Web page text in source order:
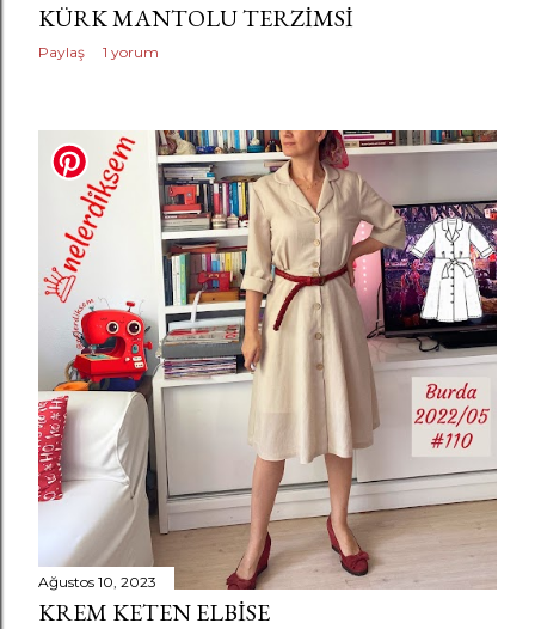
KÜRK MANTOLU TERZIMSI
Paylaş 1 yorum
Ağustos 10, 2023
KREM KETEN ELBISE